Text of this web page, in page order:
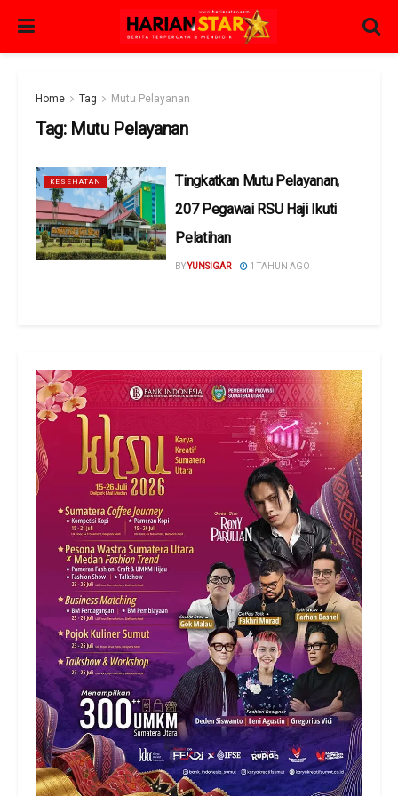
Home Tag Mutu Pelayanan
Tag: Mutu Pelayanan
KESEHATAN
Tingkatkan Mutu Pelayanan,
207 Pegawai RSU Haji Ikuti
Pelatihan
BYYUNSIGAR 1 TAHUN AGO